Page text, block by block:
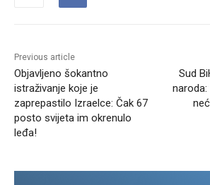
Previous article
Objavljeno šokantno
istraživanje koje je
zaprepastilo Izraelce: Čak 67
posto svijeta im okrenulo
leđa!
Sud
naroda: